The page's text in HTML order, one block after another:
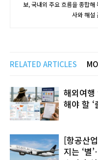
보, 국내외 주요 흐름을 종합해
사와 해설
RELATED ARTICLES
해외여행
해야 할 ‘
[항공산
지는 ‘별